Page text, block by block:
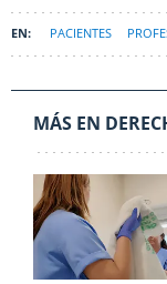
PACIENTES
MÁS EN